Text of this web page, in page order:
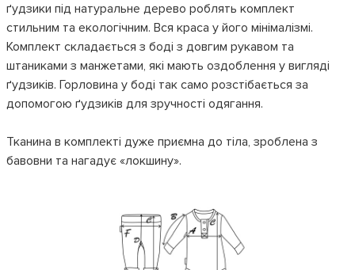
ґудзики під натуральне дерево роблять комплект
стильним та екологічним. Вся краса у його мінімалізмі.
Комплект складається з боді з довгим рукавом та
штаниками з манжетами, які мають оздоблення у вигляді
ґудзиків. Горловина у боді так само розстібається за
допомогою ґудзиків для зручності одягання.
Тканина в комплекті дуже приємна до тіла, зроблена з
бавовни та нагадує «локшину».